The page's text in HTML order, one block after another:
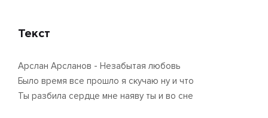
Текст
Арслан Арсланов - Незабытая любовь
Было время все прошло я скучаю ну и что
Ты разбила сердце мне наяву ты и во сне